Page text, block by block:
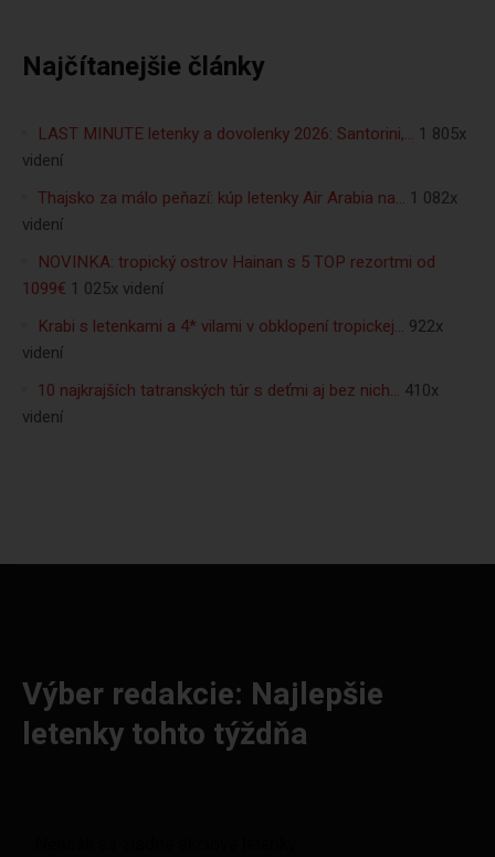
Najčítanejšie články
LAST MINUTE letenky a dovolenky 2026: Santorini,… 1 805x
videní
Thajsko za málo peňazí: kúp letenky Air Arabia na… 1 082x
videní
NOVINKA: tropický ostrov Hainan s 5 TOP rezortmi od
1099€ 1 025x videní
Krabi s letenkami a 4* vilami v obklopení tropickej… 922x
videní
10 najkrajších tatranských túr s deťmi aj bez nich… 410x
videní
Výber redakcie: Najlepšie
letenky tohto týždňa